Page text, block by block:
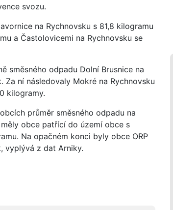
svozu.
na Rychnovsku s 81,8 kilogramu
a Častolovicemi na Rychnovsku se
směsného odpadu Dolní Brusnice na
ní následovaly Mokré na Rychnovsku
kilogramy.
průměr směsného odpadu na
obce patřící do území obce s
Na opačném konci byly obce ORP
vyplývá z dat Arniky.